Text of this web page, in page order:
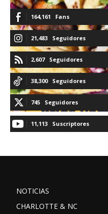
164,161 Fans
21,483 Seguidores
2,607 Seguidores
38,300 Seguidores
745 Seguidores
11,113 Suscriptores
NOTICIAS
CHARLOTTE & NC